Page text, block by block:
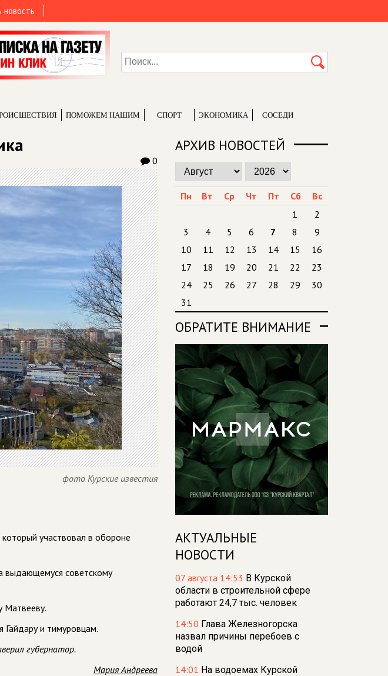
новость
ПОМОЖЕМ НАШИМ СПОРТ ЭКОНОМИКА СОСЕДИ
0
фото Курские известия
участвовал в обороне
выдающемуся советскому
Матвееву.
Гайдару и тимуровцам.
губернатор.
Мария Андреева
АРХИВ НОВОСТЕЙ
Пн Вт Ср Чт Пт Сб
Вс
1
2
3
4 5 6 7 8
9
10
11 12 13 14 15
16
17
18 19 20 21 22
23
24
25 26 27 28 29
30
31
ОБРАТИТЕ ВНИМАНИЕ
АКТУАЛЬНЫЕ
НОВОСТИ
07 августа 14:53 В Курской
области в строительной сфере
работают 24,7 тыс. человек
14:50 Глава Железногорска
назвал причины перебоев с
водой
14:01 На водоемах Курской